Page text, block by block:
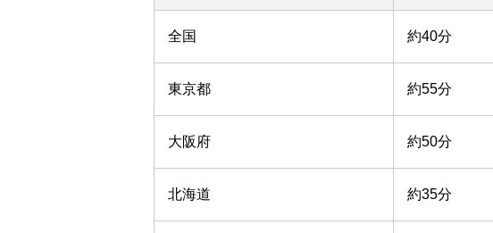
全国 約40分
東京都 約55分
大阪府 約50分
北海道 約35分